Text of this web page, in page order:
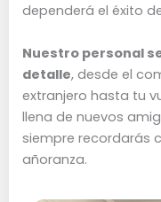
dependerá el éxito
Nuestro personal
detalle, desde el
extranjero hasta tu
llena de nuevos
siempre recordarás
añoranza.